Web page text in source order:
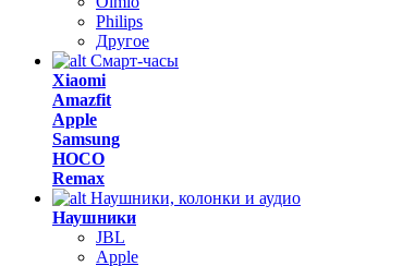
Philips
Другое
Смарт-часы
Xiaomi
Amazfit
Apple
Samsung
HOCO
Remax
Наушники, колонки и аудио
Наушники
JBL
Apple